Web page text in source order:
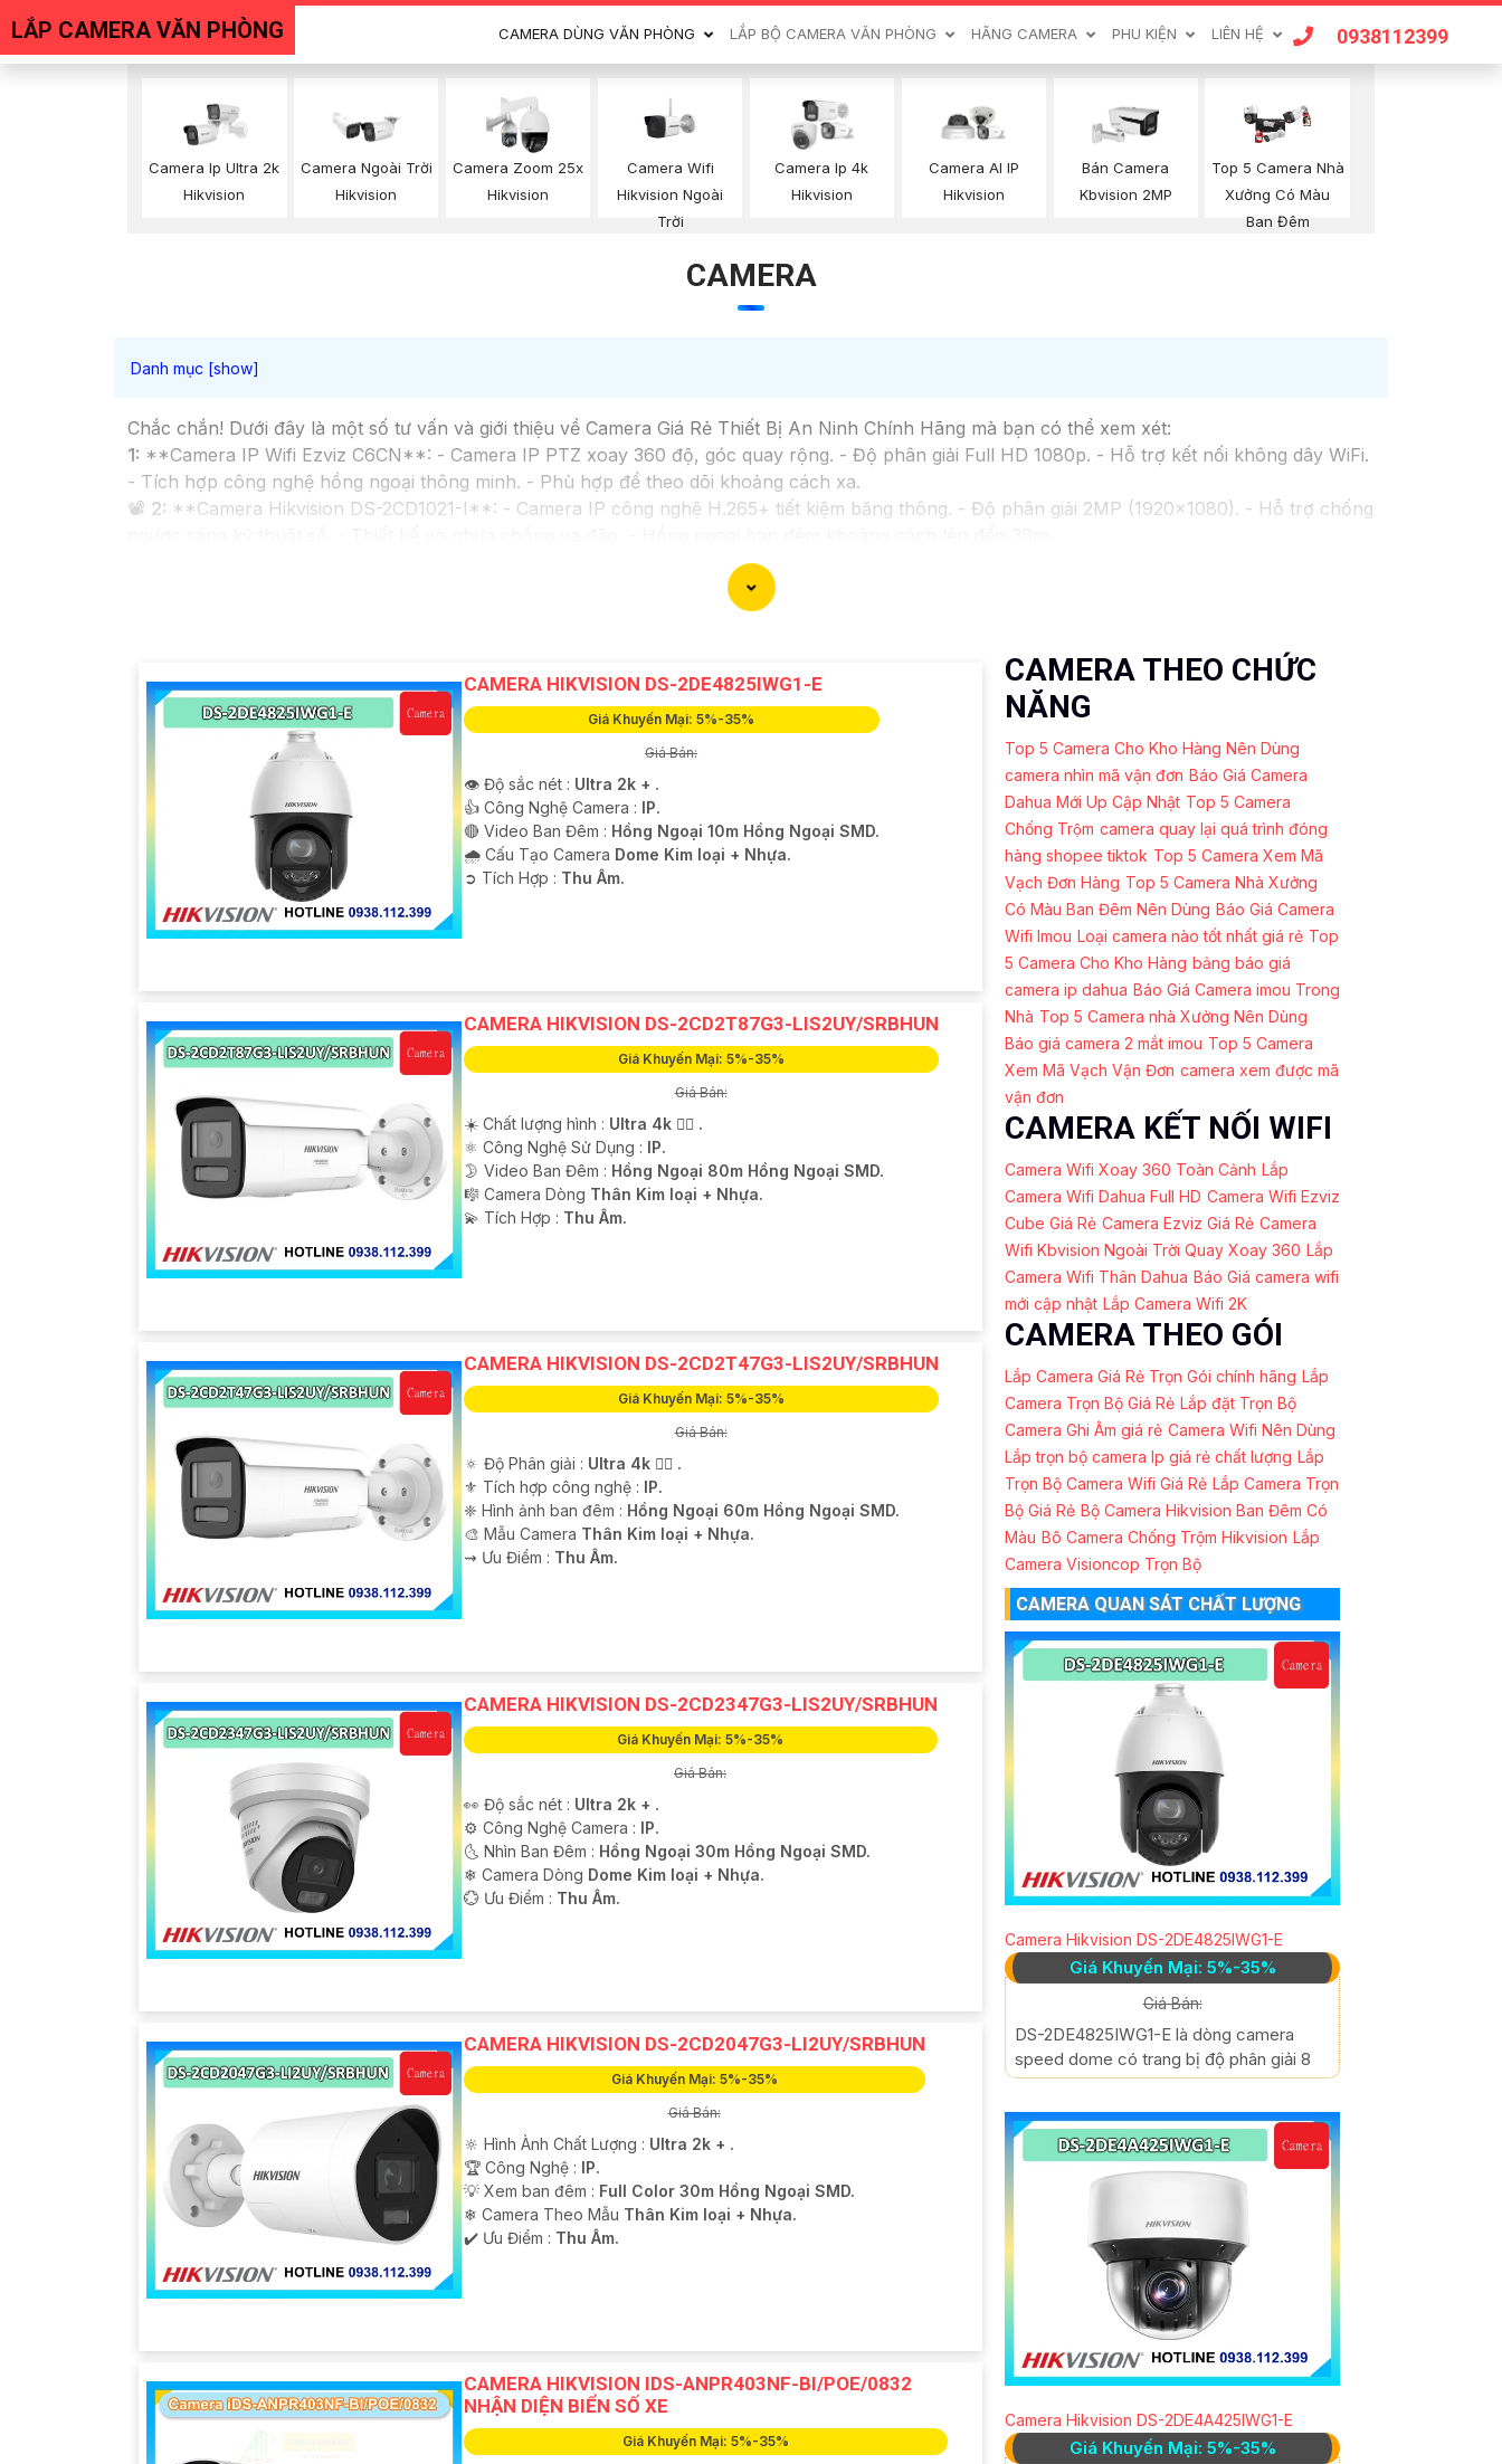
LẮP CAMERA VĂN PHÒNG CAMERA DÙNG VĂN PHÒNG LẮP BỘ CAMERA VĂN PHÒNG HÃNG CAMERA PHU KIỆN LIÊN HỆ 0938112399
Camera Ip Ultra 2k
Hikvision
Camera Ngoài Trời
Hikvision
Camera Zoom 25x
Hikvision
Camera Wifi
Hikvision Ngoài
Trời
Camera Ip 4k
Hikvision
Camera AI IP
Hikvision
Bán Camera
Kbvision 2MP
Top 5 Camera Nhà
Xưởng Có Màu
Ban Đêm
CAMERA
Chắc chắn! Dưới đây là một số tư vấn và giới thiệu về Camera Giá Rẻ Thiết Bị An Ninh Chính Hãng mà bạn có thể xem xét:
1: **Camera IP Wifi Ezviz C6CN**: - Camera IP PTZ xoay 360 độ, góc quay rộng. - Độ phân giải Full HD 1080p. - Hỗ trợ kết nối không dây WiFi.
- Tích hợp công nghệ hồng ngoại thông minh. - Phù hợp để theo dõi khoảng cách xa.
📽 2: **Camera Hikvision DS-2CD1021-I**: - Camera IP công nghệ H.265+ tiết kiệm băng thông. - Độ phân giải 2MP (1920x1080). - Hỗ trợ chống
**Camera Dahua HDCVI HAC-HFW1200T**: - Camera HDCVI 2MP hỗ trợ chất lượng hình ảnh cao. - Lens cố định 3.6mm. - Tầm quan sát
hồng ngoại lên đến 20m. - Chống ngược sáng Digital WDR, cân bằng sáng, chống nhiễu 3D. - Giá phải chăng với chất lượng
Nhớ kiểm tra và lựa chọn sản phẩm phù hợp với nhu cầu sử dụng và không gian lắp đặt của bạn. Bạn có thể tham khảo thêm thông tin chi tiết và
CAMERA HIKVISION DS-2DE4825IWG1-E
Giá Khuyến Mại: 5%-35%
Giá Bán:
👁 Độ sắc nét : Ultra 2k + .
👍 Công Nghệ Camera : IP.
🔴 Video Ban Đêm : Hồng Ngoại 10m Hồng Ngoại SMD.
🌧️ Cấu Tạo Camera Dome Kim loại + Nhựa.
️➲ Tích Hợp : Thu Âm.
CAMERA HIKVISION DS-2CD2T87G3-LIS2UY/SRBHUN
Giá Khuyến Mại: 5%-35%
Giá Bán:
☀️ Chất lượng hình : Ultra 4k 👍🏾 .
⚛️ Công Nghệ Sử Dụng : IP.
🌛 Video Ban Đêm : Hồng Ngoại 80m Hồng Ngoại SMD.
🎼️ Camera Dòng Thân Kim loại + Nhựa.
️💫 Tích Hợp : Thu Âm.
CAMERA HIKVISION DS-2CD2T47G3-LIS2UY/SRBHUN
Giá Khuyến Mại: 5%-35%
Giá Bán:
🔅 Độ Phân giải : Ultra 4k 👍🏾 .
⚜️ Tích hợp công nghệ : IP.
❈ Hình ảnh ban đêm : Hồng Ngoại 60m Hồng Ngoại SMD.
🎨 Mẫu Camera Thân Kim loại + Nhựa.
️⇝ Ưu Điểm : Thu Âm.
CAMERA HIKVISION DS-2CD2347G3-LIS2UY/SRBHUN
Giá Khuyến Mại: 5%-35%
Giá Bán:
️
👀 Độ sắc nét : Ultra 2k + .
⚙ Công Nghệ Camera : IP.
🌜 Nhìn Ban Đêm : Hồng Ngoại 30m Hồng Ngoại SMD.
❄ Camera Dòng Dome Kim loại + Nhựa.
️💮 Ưu Điểm : Thu Âm.
CAMERA HIKVISION DS-2CD2047G3-LI2UY/SRBHUN
Giá Khuyến Mại: 5%-35%
Giá Bán:
🔆 Hình Ành Chất Lượng : Ultra 2k + .
🏆 Công Nghệ : IP.
💡 Xem ban đêm : Full Color 30m Hồng Ngoại SMD.
❄ Camera Theo Mẫu Thân Kim loại + Nhựa.
️✔️ Ưu Điểm : Thu Âm.
CAMERA HIKVISION IDS-ANPR403NF-BI/POE/0832
NHẬN DIỆN BIỂN SỐ XE
Giá Khuyến Mại: 5%-35%
CAMERA THEO CHỨC
NĂNG
Top 5 Camera Cho Kho Hàng Nên Dùng
camera nhìn mã vận đơn Báo Giá Camera
Dahua Mới Up Cập Nhật Top 5 Camera
Chống Trộm camera quay lại quá trình đóng
hàng shopee tiktok Top 5 Camera Xem Mã
Vạch Đơn Hàng Top 5 Camera Nhà Xưởng
Có Màu Ban Đêm Nên Dùng Báo Giá Camera
Wifi Imou Loại camera nào tốt nhất giá rẻ Top
5 Camera Cho Kho Hàng bảng báo giá
camera ip dahua Báo Giá Camera imou Trong
Nhà Top 5 Camera nhà Xưởng Nên Dùng
Báo giá camera 2 mắt imou Top 5 Camera
Xem Mã Vạch Vận Đơn camera xem được mã
vận đơn
CAMERA KẾT NỐI WIFI
Camera Wifi Xoay 360 Toàn Cảnh Lắp
Camera Wifi Dahua Full HD Camera Wifi Ezviz
Cube Giá Rẻ Camera Ezviz Giá Rẻ Camera
Wifi Kbvision Ngoài Trời Quay Xoay 360 Lắp
Camera Wifi Thân Dahua Báo Giá camera wifi
mới cập nhật Lắp Camera Wifi 2K
CAMERA THEO GÓI
Lắp Camera Giá Rẻ Trọn Gói chính hãng Lắp
Camera Trọn Bộ Giá Rẻ Lắp đặt Trọn Bộ
Camera Ghi Âm giá rẻ Camera Wifi Nên Dùng
Lắp trọn bộ camera Ip giá rẻ chất lượng Lắp
Trọn Bộ Camera Wifi Giá Rẻ Lắp Camera Trọn
Bộ Giá Rẻ Bộ Camera Hikvision Ban Đêm Có
Màu Bô Camera Chống Trộm Hikvision Lắp
Camera Visioncop Trọn Bộ
CAMERA QUAN SÁT CHẤT LƯỢNG
Camera Hikvision DS-2DE4825IWG1-E
Giá Khuyến Mại: 5%-35%
Giá Bán:
DS-2DE4825IWG1-E là dòng camera
speed dome có trang bị độ phân giải 8
Camera Hikvision DS-2DE4A425IWG1-E
Giá Khuyến Mại: 5%-35%